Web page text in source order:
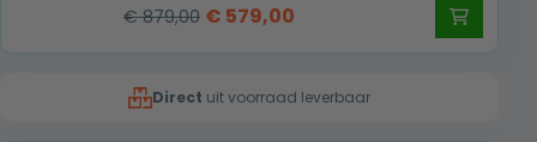
€879,00 Oorspronkelijke
€ 879,00.
€ 579,00
€ 579,00.
Direct uit voorraad leverbaar